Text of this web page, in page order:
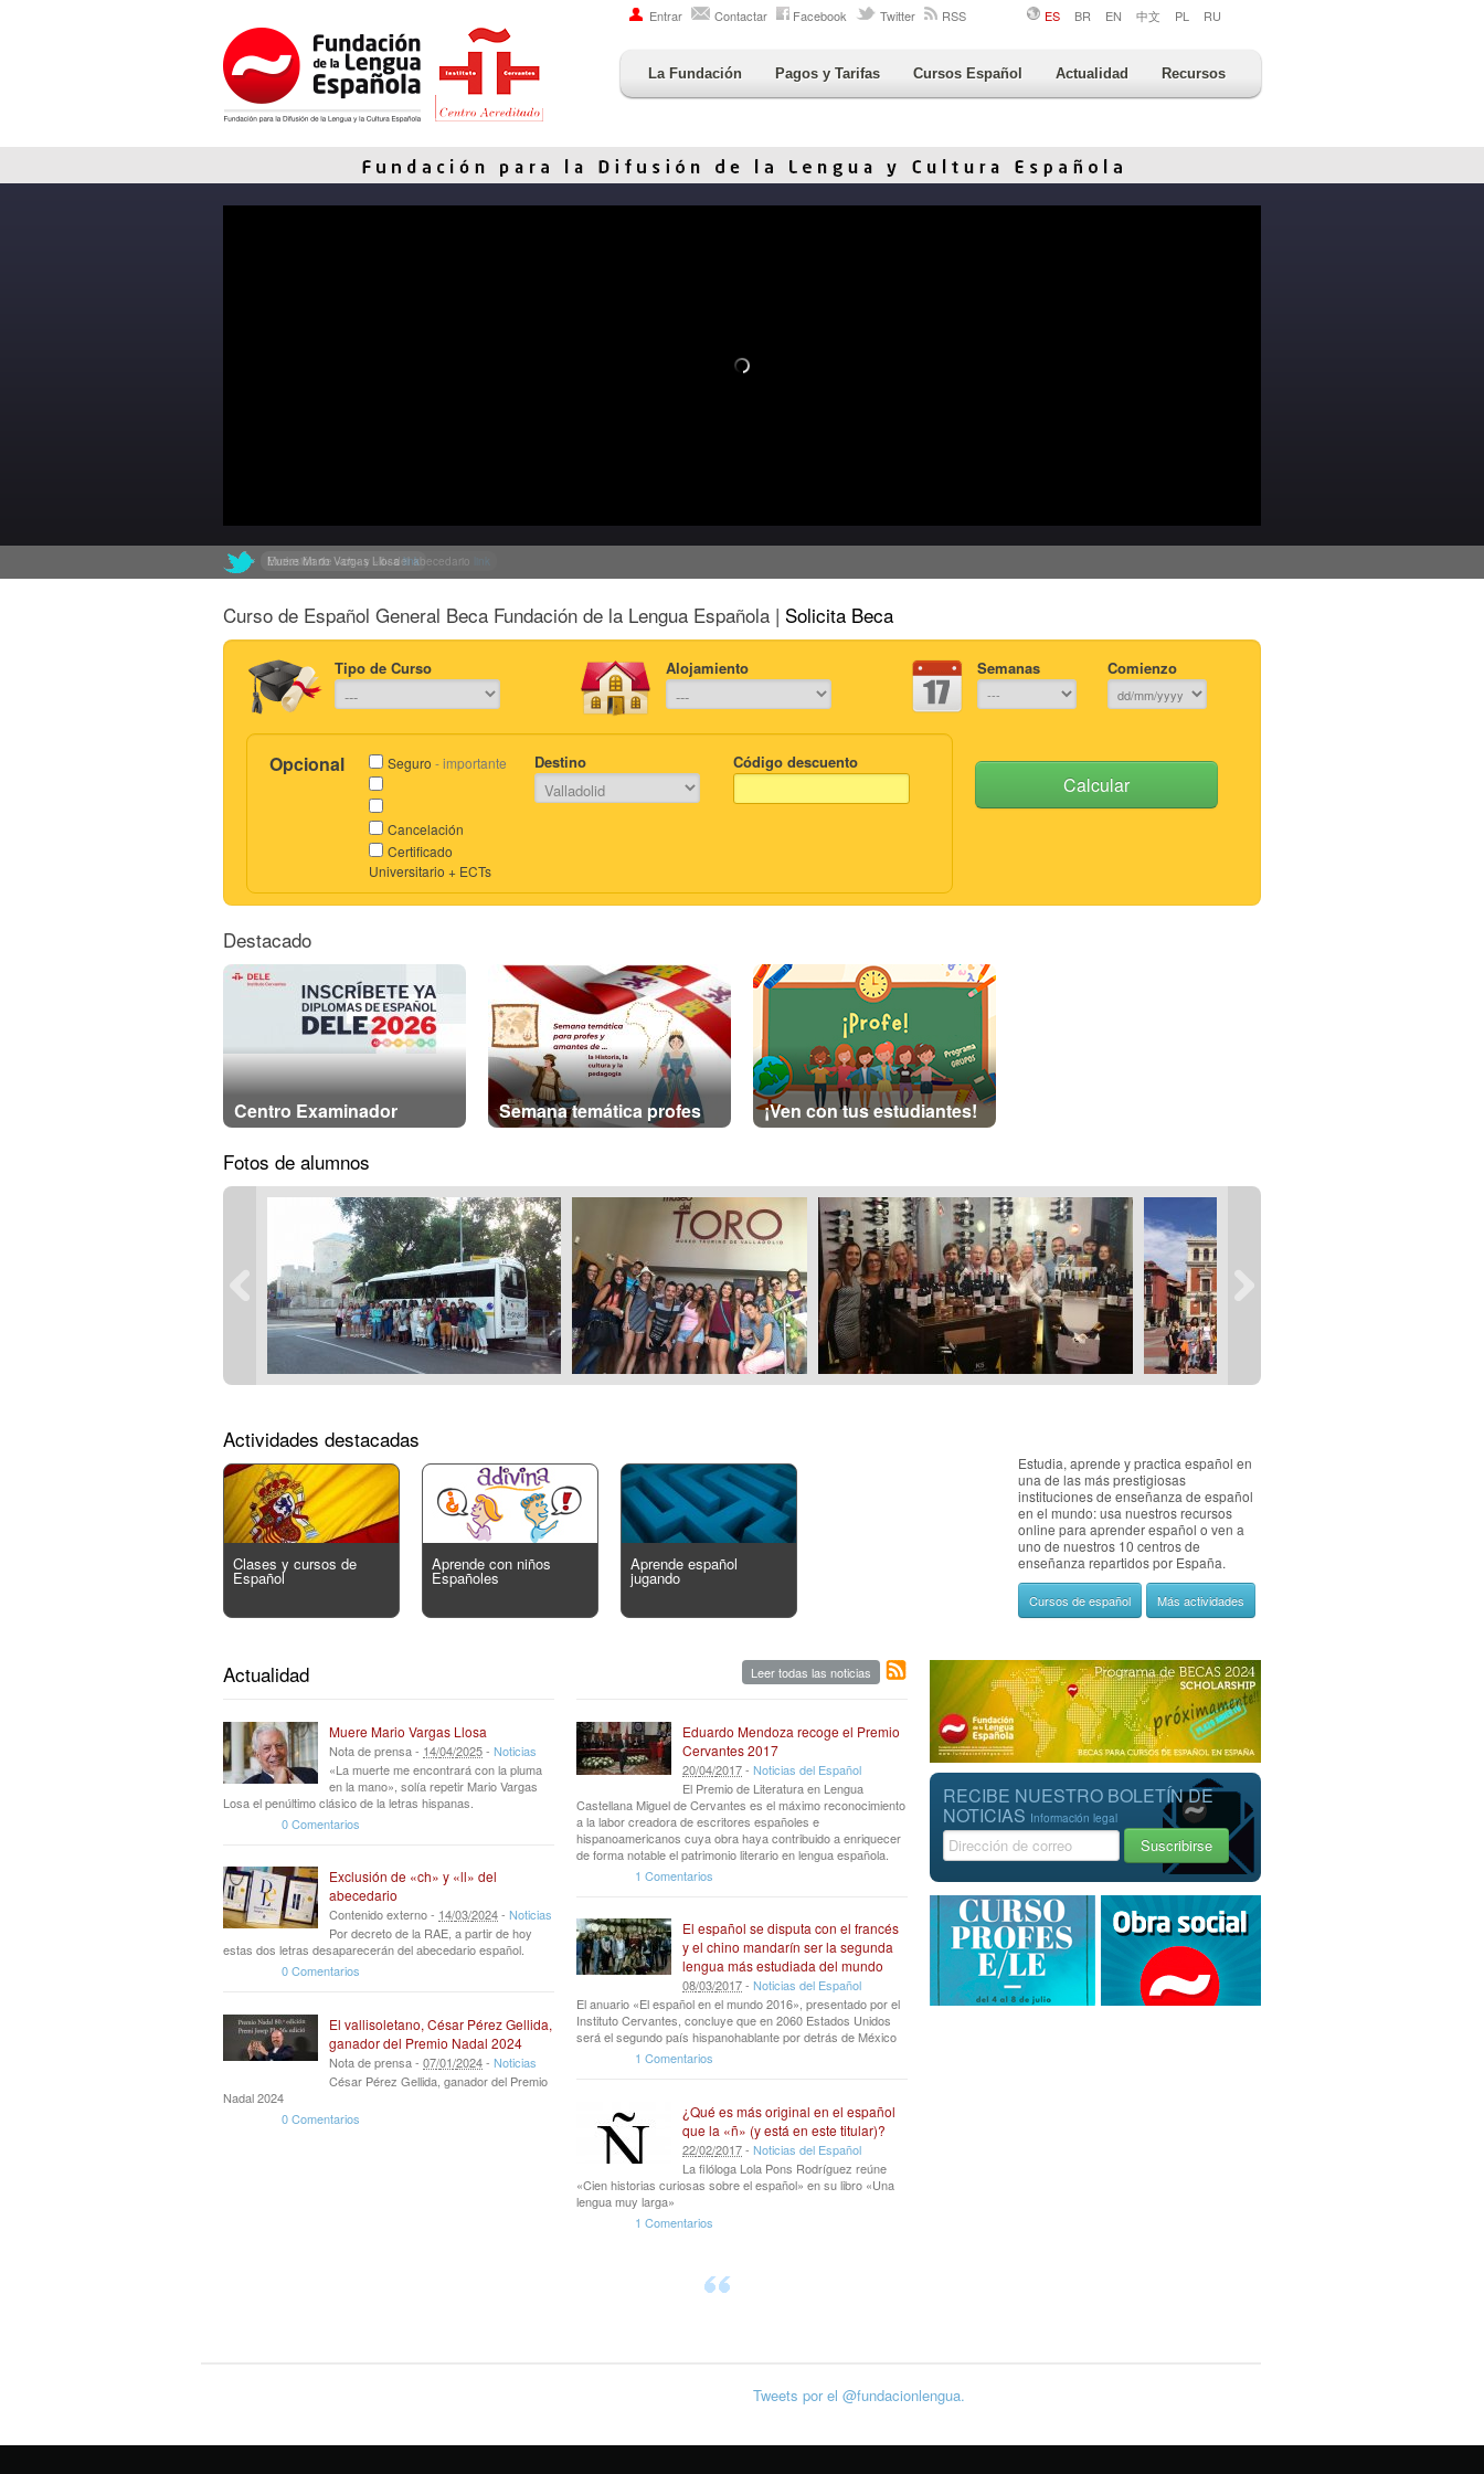
Entrar Contactar Facebook Twitter RSS ES BR EN 中文 PL RU
La Fundación Pagos y Tarifas Cursos Español Actualidad Recursos
Exclusión de «ch» y «ll» del abecedario link
Curso de Español General Beca Fundación de la Lengua Española | Solicita Beca
Tipo de Curso Alojamiento Semanas Comienzo
Opcional Seguro - importante
Cancelación
Certificado
Universitario + ECTs
Destino Código descuento
Calcular
Destacado
Centro Examinador Semana temática profes ¡Ven con tus estudiantes!
Fotos de alumnos
Actividades destacadas
Clases y cursos de
Español
Aprende con niños
Españoles
Aprende español
jugando
Estudia, aprende y practica español en
una de las más prestigiosas
instituciones de enseñanza de español
en el mundo: usa nuestros recursos
online para aprender español o ven a
uno de nuestros 10 centros de
enseñanza repartidos por España.
Cursos de español Más actividades
Leer todas las noticias
Actualidad
Muere Mario Vargas Llosa
Nota de prensa - 14/04/2025- Noticias
«La muerte me encontrará con la pluma
en la mano», solía repetir Mario Vargas
Losa el penúltimo clásico de la letras hispanas.
0 Comentarios
Exclusión de «ch» y «ll» del
abecedario
Contenido externo - 14/03/2024- Noticias
Por decreto de la RAE, a partir de hoy
estas dos letras desaparecerán del abecedario español.
0 Comentarios
El vallisoletano, César Pérez Gellida,
ganador del Premio Nadal 2024
Nota de prensa - 07/01/2024- Noticias
César Pérez Gellida, ganador del Premio
Nadal 2024
0 Comentarios
Eduardo Mendoza recoge el Premio
Cervantes 2017
20/04/2017- Noticias del Español
El Premio de Literatura en Lengua
Castellana Miguel de Cervantes es el máximo reconocimiento
a la labor creadora de escritores españoles e
hispanoamericanos cuya obra haya contribuido a enriquecer
de forma notable el patrimonio literario en lengua española.
1 Comentarios
El español se disputa con el francés
y el chino mandarín ser la segunda
lengua más estudiada del mundo
08/03/2017- Noticias del Español
El anuario «El español en el mundo 2016», presentado por el
Instituto Cervantes, concluye que en 2060 Estados Unidos
será el segundo país hispanohablante por detrás de México
1 Comentarios
¿Qué es más original en el español
que la «ñ» (y está en este titular)?
22/02/2017- Noticias del Español
La filóloga Lola Pons Rodríguez reúne
«Cien historias curiosas sobre el español» en su libro «Una
lengua muy larga»
1 Comentarios
RECIBE NUESTRO BOLETÍN DE
NOTICIAS Información legal
Tweets por el @fundacionlengua.